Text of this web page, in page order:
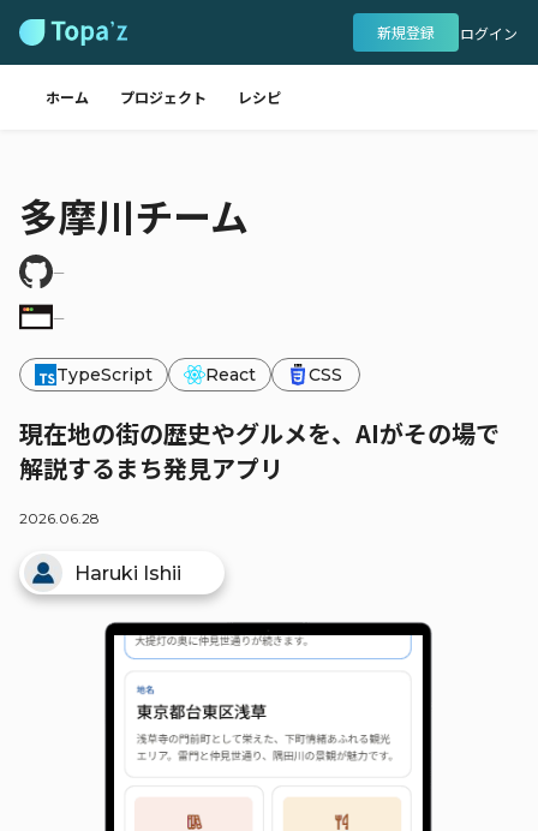
新規登録 ログイン
ホーム プロジェクト レシピ
多摩川チーム
―
―
TypeScript React CSS
現在地の街の歴史やグルメを、AIがその場で
解説するまち発見アプリ
2026.06.28
Haruki Ishii